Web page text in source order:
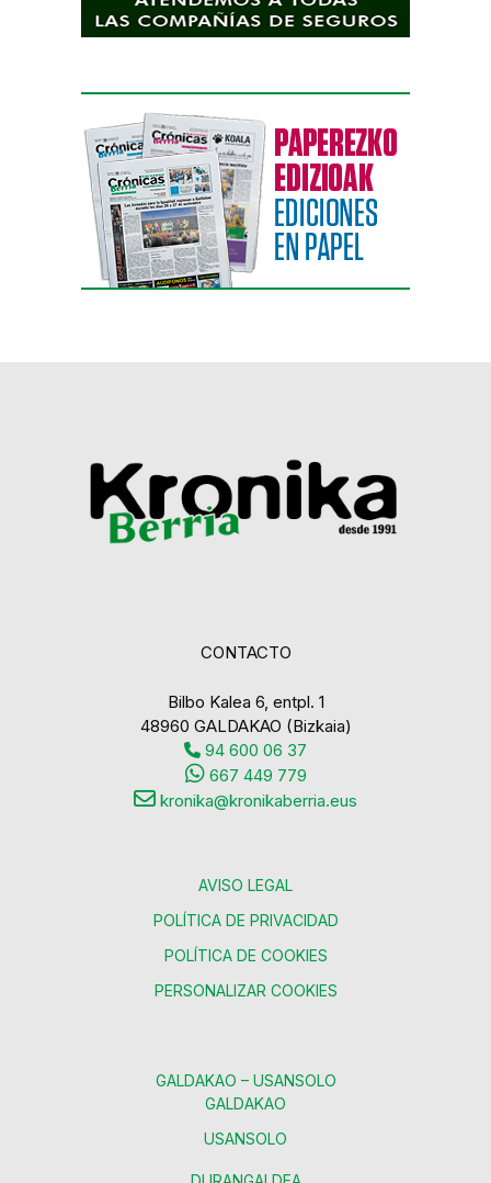
CONTACTO
Bilbo Kalea 6, entpl. 1
48960 GALDAKAO (Bizkaia)
94 600 06 37
667 449 779
kronika@kronikaberria.eus
AVISO LEGAL
POLÍTICA DE PRIVACIDAD
POLÍTICA DE COOKIES
PERSONALIZAR COOKIES
GALDAKAO – USANSOLO
GALDAKAO
USANSOLO